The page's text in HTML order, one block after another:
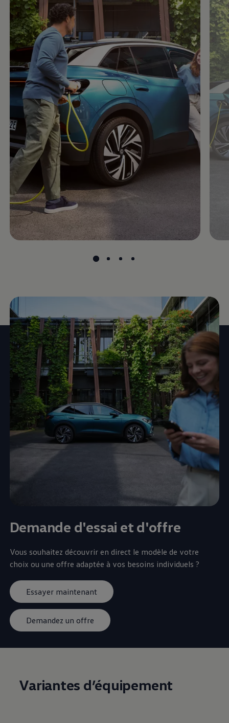
Demande d'essai et d'offre
Vous souhaitez découvrir en direct le modèle de votre
choix ou une offre adaptée à vos besoins individuels ?
Essayer maintenant
Demandez un offre
Variantes d’équipement